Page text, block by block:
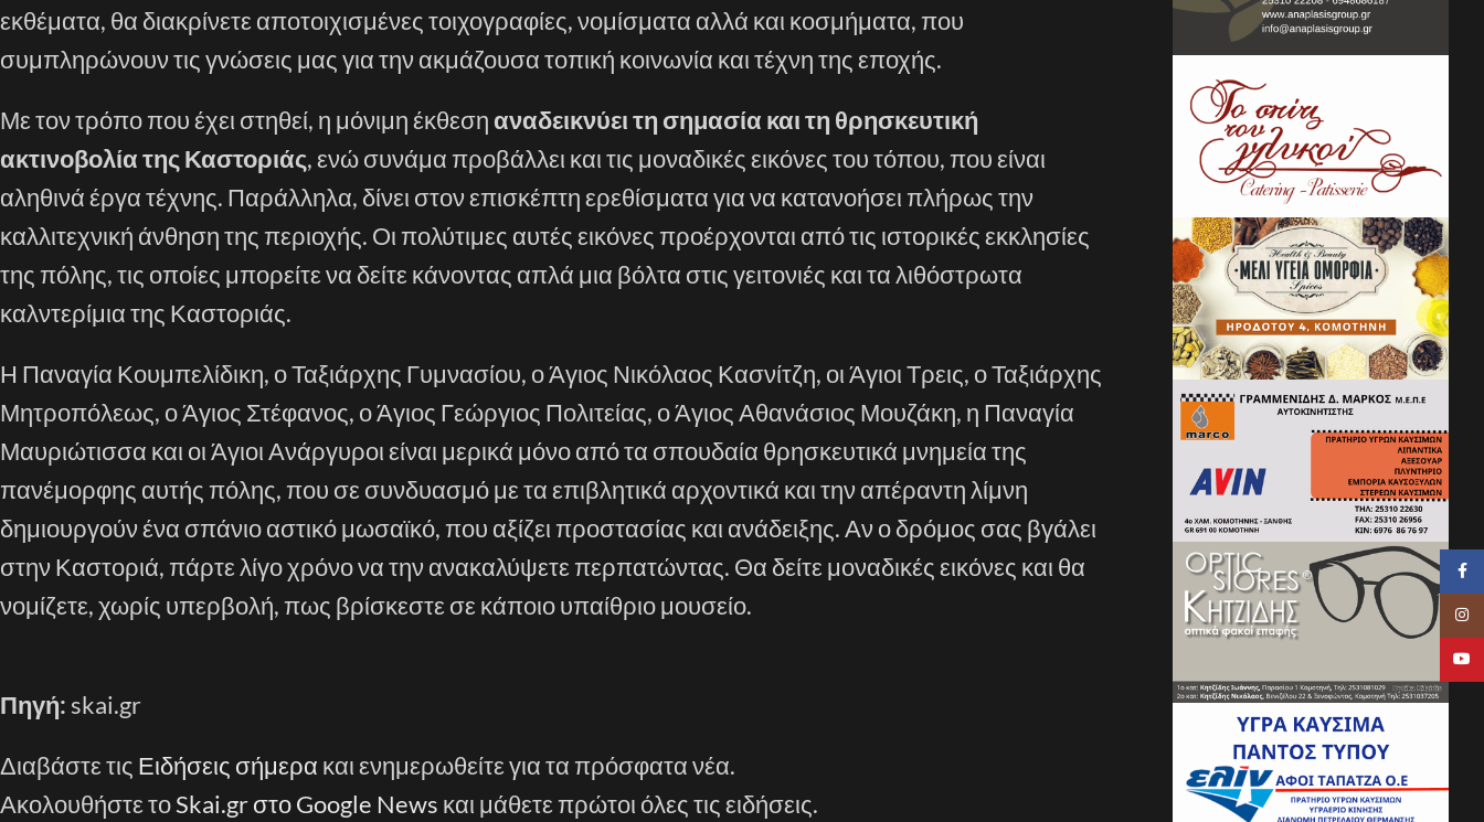
εκθέματα, θα διακρίνετε αποτοιχισμένες τοιχογραφίες, νομίσματα αλλά και κοσμήματα, που
συμπληρώνουν τις γνώσεις μας για την ακμάζουσα τοπική κοινωνία και τέχνη της εποχής.
Με τον τρόπο που έχει στηθεί, η μόνιμη έκθεση αναδεικνύει τη σημασία και τη θρησκευτική
ακτινοβολία της Καστοριάς, ενώ συνάμα προβάλλει και τις μοναδικές εικόνες του τόπου, που είναι
αληθινά έργα τέχνης. Παράλληλα, δίνει στον επισκέπτη ερεθίσματα για να κατανοήσει πλήρως την
καλλιτεχνική άνθηση της περιοχής. Οι πολύτιμες αυτές εικόνες προέρχονται από τις ιστορικές εκκλησίες
της πόλης, τις οποίες μπορείτε να δείτε κάνοντας απλά μια βόλτα στις γειτονιές και τα λιθόστρωτα
καλντερίμια της Καστοριάς.
Η Παναγία Κουμπελίδικη, ο Ταξιάρχης Γυμνασίου, ο Άγιος Νικόλαος Κασνίτζη, οι Άγιοι Τρεις, ο Ταξιάρχης
Μητροπόλεως, ο Άγιος Στέφανος, ο Άγιος Γεώργιος Πολιτείας, ο Άγιος Αθανάσιος Μουζάκη, η Παναγία
Μαυριώτισσα και οι Άγιοι Ανάργυροι είναι μερικά μόνο από τα σπουδαία θρησκευτικά μνημεία της
πανέμορφης αυτής πόλης, που σε συνδυασμό με τα επιβλητικά αρχοντικά και την απέραντη λίμνη
δημιουργούν ένα σπάνιο αστικό μωσαϊκό, που αξίζει προστασίας και ανάδειξης. Αν ο δρόμος σας βγάλει
στην Καστοριά, πάρτε λίγο χρόνο να την ανακαλύψετε περπατώντας. Θα δείτε μοναδικές εικόνες και θα
νομίζετε, χωρίς υπερβολή, πως βρίσκεστε σε κάποιο υπαίθριο μουσείο.
Πηγή: skai.gr
Διαβάστε τις Ειδήσεις σήμερα και ενημερωθείτε για τα πρόσφατα νέα.
Ακολουθήστε τοSkai.gr στο Google News και μάθετε πρώτοι όλες τις ειδήσεις.